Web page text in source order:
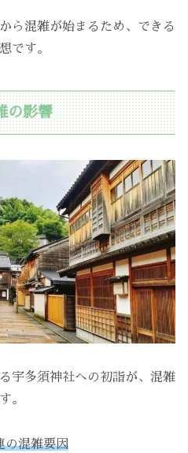
ら混雑が始まるため、できる
です。
の影響
宇多須神社への初詣が、混雑
。
の混雑要因